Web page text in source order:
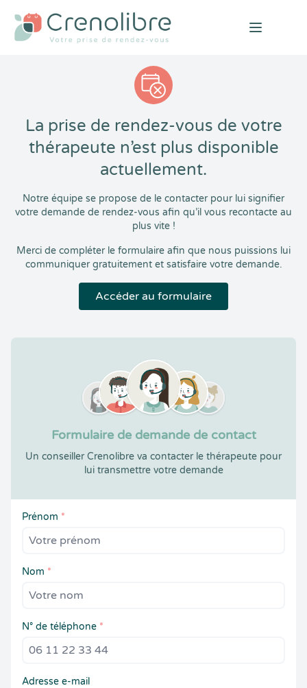
Open
La prise de rendez-vous de votre
thérapeute n’est plus disponible
actuellement.
Notre équipe se propose de le contacter pour lui signifier
votre demande de rendez-vous afin qu’il vous recontacte au
plus vite !
Merci de compléter le formulaire afin que nous puissions lui
communiquer gratuitement et satisfaire votre demande.
Accéder au formulaire
Formulaire de demande de contact
Un conseiller Crenolibre va contacter le thérapeute pour
lui transmettre votre demande
Prénom *
Nom *
N° de téléphone *
Adresse e-mail